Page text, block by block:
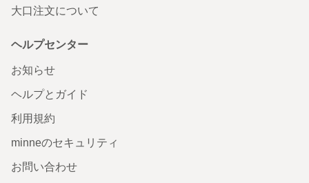
大口注文について
ヘルプセンター
お知らせ
ヘルプとガイド
利用規約
minneのセキュリティ
お問い合わせ